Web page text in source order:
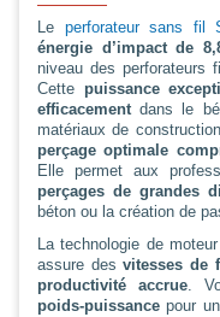
Le perforateur sans fil
énergie d’impact de
niveau des perforateurs
Cette puissance
efficacementdans le
matériaux de
perçage optimale
Elle permet aux
perçages de grandes
béton ou la création de
La technologie de
assure desvitesses de
productivité accrue.
poids-puissance pour